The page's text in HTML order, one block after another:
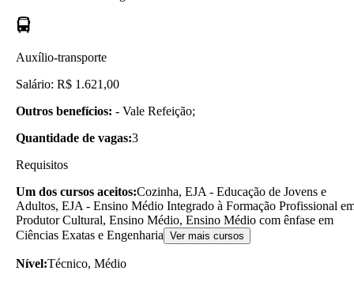
Auxílio-transporte
Salário: R$ 1.621,00
Outros benefícios: - Vale Refeição;
Quantidade de vagas:3
Requisitos
Um dos cursos aceitos:Cozinha, EJA - Educação de Jovens e
Adultos, EJA - Ensino Médio Integrado à Formação Profissional
Produtor Cultural, Ensino Médio, Ensino Médio com ênfase em
Ciências Exatas e Engenharia Ver mais cursos
Nível:Técnico, Médio